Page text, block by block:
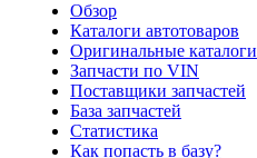
Обзор
Каталоги автотоваров
Оригинальные каталоги
Запчасти по VIN
Поставщики запчастей
База запчастей
Статистика
Как попасть в базу?